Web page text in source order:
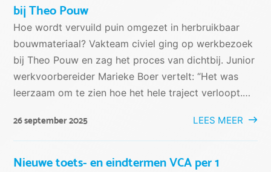
bij Theo Pouw
Hoe wordt vervuild puin omgezet in herbruikbaar
bouwmateriaal? Vakteam civiel ging op werkbezoek
bij Theo Pouw en zag het proces van dichtbij. Junior
werkvoorbereider Marieke Boer vertelt: “Het was
leerzaam om te zien hoe het hele traject verloopt.…
26 september 2025 LEES MEER
Nieuwe toets- en eindtermen VCA per 1